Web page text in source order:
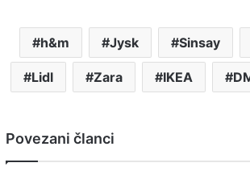
h&m Jysk Sinsay
Lidl Zara IKEA
Povezani članci